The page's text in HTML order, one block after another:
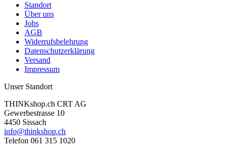
Standort
Über uns
Jobs
AGB
Widerrufsbelehrung
Datenschutzerklärung
Versand
Impressum
Unser Standort
THINKshop.ch CRT AG
Gewerbestrasse 10
4450 Sissach
info@thinkshop.ch
Telefon 061 315 1020